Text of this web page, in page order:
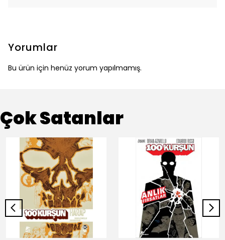
Yorumlar
Bu ürün için henüz yorum yapılmamış.
Çok Satanlar